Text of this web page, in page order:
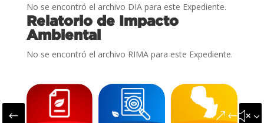
No se encontró el archivo DIA para este Expediente.
Relatorio de Impacto
Ambiental
No se encontró el archivo RIMA para este Expediente.
#